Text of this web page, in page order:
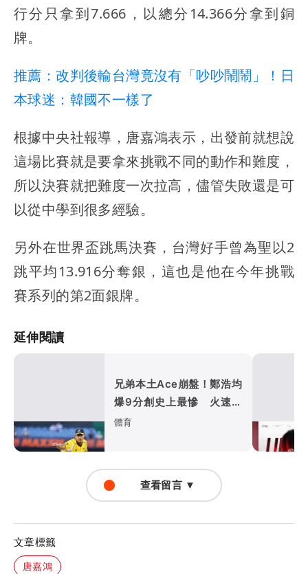
行分只拿到7.666，以總分14.366分拿到銅
牌。
推薦：改判後輸台灣竟沒有「吵吵鬧鬧」！日
本球迷：韓國不一樣了
根據中央社報導，唐嘉鴻表示，出發前就想說
這場比賽就是要拿來挑戰不同的動作和難度，
所以決賽就把難度一次拉高，儘管失敗還是可
以從中學到很多經驗。
另外在世界盃跳馬決賽，台灣好手曾為聖以2
跳平均13.916分奪銀，這也是他在今年挑戰
賽系列的第2面銀牌。
延伸閱讀
兄弟本土Ace崩盤！鄭浩均
爆9分創史上最慘 火速下
放二軍
體育
查看留言 ▼
文章標籤
唐嘉鴻